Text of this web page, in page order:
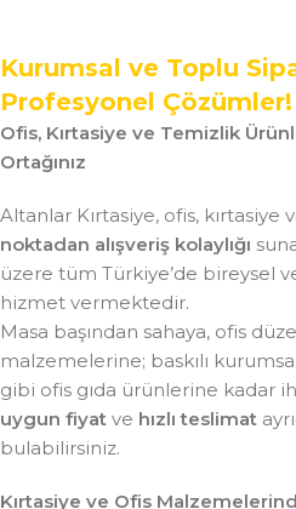
Kurumsal ve Toplu
Profesyonel Çözümler!
Ofis, Kırtasiye ve Temizlik
Ortağınız
Altanlar Kırtasiye, ofis,
noktadan alışveriş kolaylığı
üzere tüm Türkiye’de bireysel
hizmet vermektedir.
Masa başından sahaya, ofis
malzemelerine; baskılı
gibi ofis gıda ürünlerine kadar
uygun fiyat ve hızlı teslimat
bulabilirsiniz.
Kırtasiye ve Ofis